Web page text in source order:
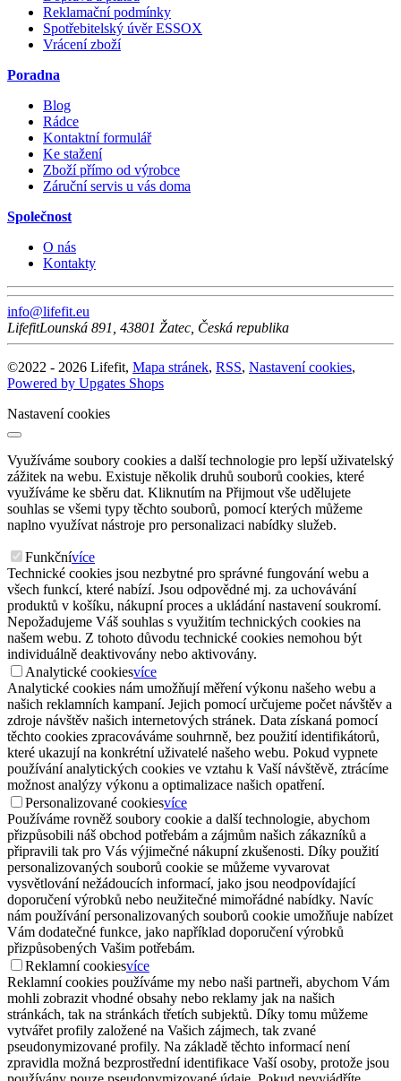
Reklamační podmínky
Spotřebitelský úvěr ESSOX
Vrácení zboží
Poradna
Blog
Rádce
Kontaktní formulář
Ke stažení
Zboží přímo od výrobce
Záruční servis u vás doma
Společnost
O nás
Kontakty
info@lifefit.eu
LifefitLounská 891 43801 Žatec Česká republika
©2022 - 2026 Lifefit, Mapa stránek, RSS, Nastavení cookies,
Powered by Upgates Shops
Nastavení cookies
Využíváme soubory cookies a další technologie pro lepší uživatelský
zážitek na webu. Existuje několik druhů souborů cookies, které
využíváme ke sběru dat. Kliknutím na Přijmout vše udělujete
souhlas se všemi typy těchto souborů, pomocí kterých můžeme
naplno využívat nástroje pro personalizaci nabídky služeb.
Funkčnívíce
Technické cookies jsou nezbytné pro správné fungování webu a
všech funkcí, které nabízí. Jsou odpovědné mj. za uchovávání
produktů v košíku, nákupní proces a ukládání nastavení soukromí.
Nepožadujeme Váš souhlas s využitím technických cookies na
našem webu. Z tohoto důvodu technické cookies nemohou být
individuálně deaktivovány nebo aktivovány.
Analytické cookiesvíce
Analytické cookies nám umožňují měření výkonu našeho webu a
našich reklamních kampaní. Jejich pomocí určujeme počet návštěv a
zdroje návštěv našich internetových stránek. Data získaná pomocí
těchto cookies zpracováváme souhrnně, bez použití identifikátorů,
které ukazují na konkrétní uživatelé našeho webu. Pokud vypnete
používání analytických cookies ve vztahu k Vaší návštěvě, ztrácíme
možnost analýzy výkonu a optimalizace našich opatření.
Personalizované cookiesvíce
Používáme rovněž soubory cookie a další technologie, abychom
přizpůsobili náš obchod potřebám a zájmům našich zákazníků a
připravili tak pro Vás výjimečné nákupní zkušenosti. Díky použití
personalizovaných souborů cookie se můžeme vyvarovat
vysvětlování nežádoucích informací, jako jsou neodpovídající
doporučení výrobků nebo neužitečné mimořádné nabídky. Navíc
nám používání personalizovaných souborů cookie umožňuje nabízet
Vám dodatečné funkce, jako například doporučení výrobků
přizpůsobených Vašim potřebám.
Reklamní cookiesvíce
Reklamní cookies používáme my nebo naši partneři, abychom Vám
mohli zobrazit vhodné obsahy nebo reklamy jak na našich
stránkách, tak na stránkách třetích subjektů. Díky tomu můžeme
vytvářet profily založené na Vašich zájmech, tak zvané
pseudonymizované profily. Na základě těchto informací není
zpravidla možná bezprostřední identifikace Vaší osoby, protože jsou